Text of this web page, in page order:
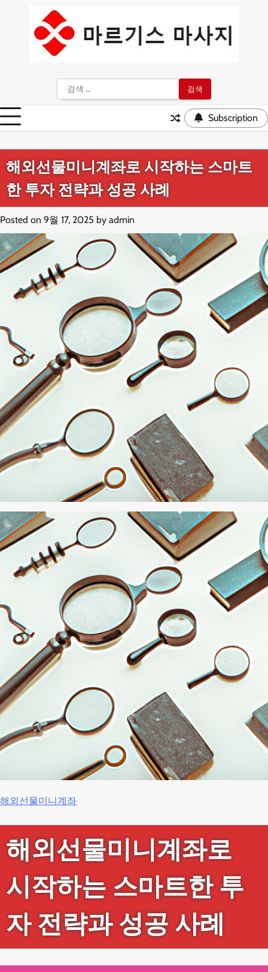
색:
Subscription
해외선물미니계좌로 시작하는 스마트
한 투자 전략과 성공 사례
Posted on 9월 17, 2025 by admin
해외선물미니계좌
해외선물미니계좌로
시작하는 스마트한 투
자 전략과 성공 사례